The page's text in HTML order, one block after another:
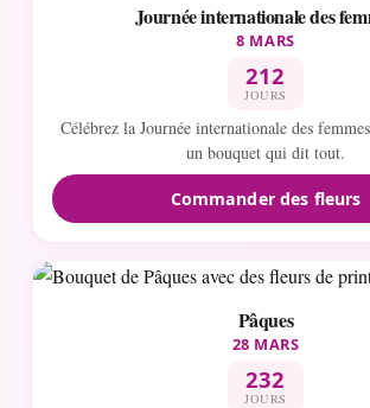
Journée internationale des
8 MARS
212
JOURS
Célébrez la Journée internationale des
un bouquet qui dit tout.
Commander des fleurs
Pâques
28 MARS
232
JOURS